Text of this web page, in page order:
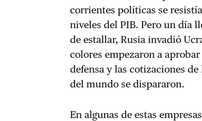
corrientes políticas se
niveles del PIB. Pero un día
de estallar, Rusia invadió
colores empezaron a
defensa y las cotizaciones
del mundo se dispararon.
En algunas de estas